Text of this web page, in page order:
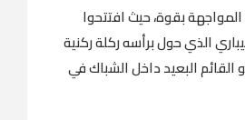
​بقوة، حيث ⁠افتتحوا
الذي حول برأسه ركلة ركنية
القائم البعيد داخل الشباك في